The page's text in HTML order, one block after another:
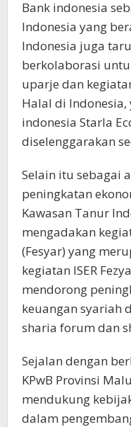
Bank indonesia
Indonesia yang
Indonesia juga
berkolaborasi
uparje dan
Halal di
indonesia Starla
diselenggarakan
Selain itu sebagai
peningkatan
Kawasan Tanur
mengadakan
(Fesyar) yang
kegiatan ISER
mendorong
keuangan syariah
sharia forum dan
Sejalan dengan
KPwB Provinsi
mendukung
dalam